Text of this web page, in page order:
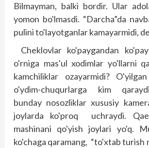
Bilmayman, balki bordir. Ular
yomon bo'lmasdi. “Darcha”da
pulini to'layotganlar kamayarmidi,
Cheklovlar ko'paygandan
o'rniga mas'ul xodimlar yo'llarni
kamchiliklar ozayarmidi?
o'ydim-chuqurlarga kim
bunday nosozliklar xususiy
joylarda ko'proq uchraydi.
mashinani qo'yish joylari yo'q.
ko'chaga qaramang, “to'xtab turish